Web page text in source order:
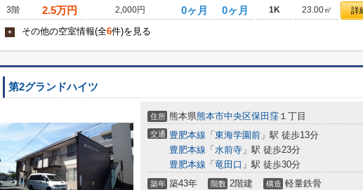
3階
2.5万円 2,000円 0ヶ月 0ヶ月 1K 23.00㎡ 詳
+ その他の空室情報(全6件)を見る
第2グランドハイツ
住所 熊本県熊本市中央区保田窪 １丁目
交通 豊肥本線 「 東海学園前 」駅 徒歩13分
豊肥本線 「 水前寺 」駅 徒歩23分
豊肥本線 「 竜田口 」駅 徒歩30分
築年 築43年 階数 2階建 構造 軽量鉄骨